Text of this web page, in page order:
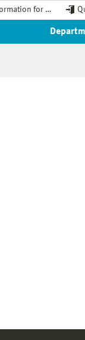
for …